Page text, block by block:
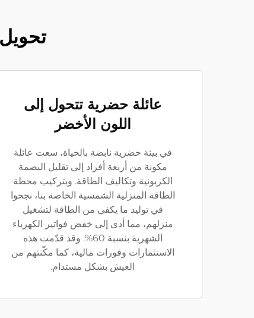
عائلة حضرية تتحول إلى
اللون الأخضر
في بيئة حضرية نابضة بالحياة، سعت عائلة
مكونة من أربعة أفراد إلى تقليل البصمة
الكربونية وتكاليف الطاقة. وبتركيب محطة
الطاقة المنزلية الشمسية الخاصة بنا، نجحوا
في توليد ما يكفي من الطاقة لتشغيل
منزلهم، مما أدى إلى خفض فواتير الكهرباء
الشهرية بنسبة 60%. وقد قدّمت هذه
الاستثمارات وفورات مالية، كما مكّنتهم من
العيش بشكل مستدام.